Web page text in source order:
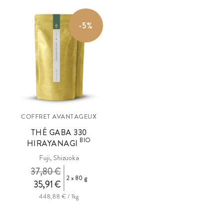
-5%
COFFRET AVANTAGEUX
THÉ GABA 330
HIRAYANAGIBIO
Fuji, Shizuoka
35,91 €
37,80 € 2 x 80 g
448,88 € / 1kg